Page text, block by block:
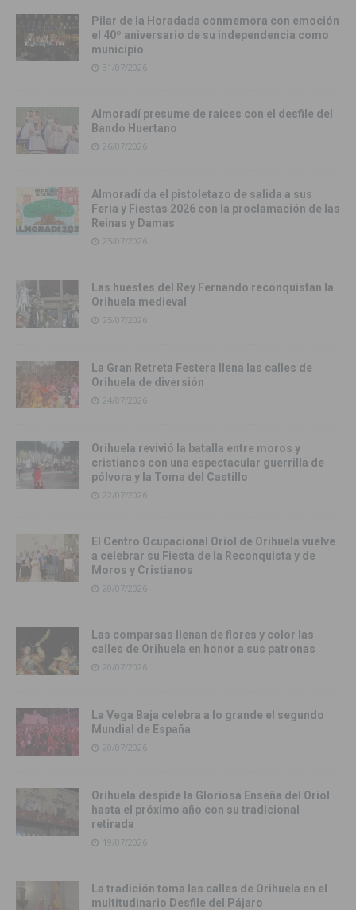
Pilar de la Horadada conmemora con emoción
el 40º aniversario de su independencia como
municipio
31/07/2026
Almoradí presume de raíces con el desfile del
Bando Huertano
26/07/2026
Almoradí da el pistoletazo de salida a sus
Feria y Fiestas 2026 con la proclamación de las
Reinas y Damas
25/07/2026
Las huestes del Rey Fernando reconquistan la
Orihuela medieval
25/07/2026
La Gran Retreta Festera llena las calles de
Orihuela de diversión
24/07/2026
Orihuela revivió la batalla entre moros y
cristianos con una espectacular guerrilla de
pólvora y la Toma del Castillo
22/07/2026
El Centro Ocupacional Oriol de Orihuela vuelve
a celebrar su Fiesta de la Reconquista y de
Moros y Cristianos
20/07/2026
Las comparsas llenan de flores y color las
calles de Orihuela en honor a sus patronas
20/07/2026
La Vega Baja celebra a lo grande el segundo
Mundial de España
20/07/2026
Orihuela despide la Gloriosa Enseña del Oriol
hasta el próximo año con su tradicional
retirada
19/07/2026
La tradición toma las calles de Orihuela en el
multitudinario Desfile del Pájaro